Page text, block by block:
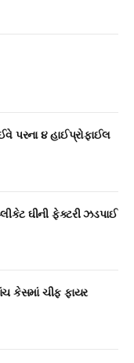
પરના ૪ હાઈપ્રોફાઈલ
ઘીની ફેક્ટરી ઝડપાઈ
કેસમાં ચીફ ફાયર